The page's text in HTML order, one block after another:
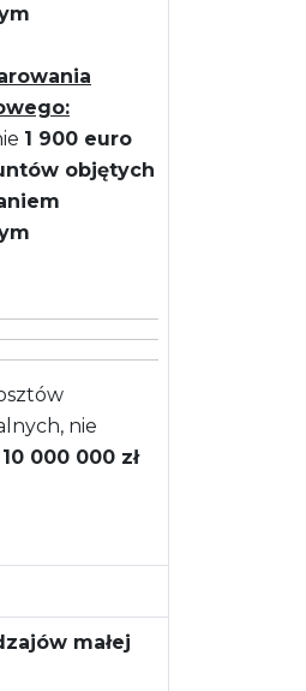
1 900 euro
objętych
nie
10 000 000 zł
małej